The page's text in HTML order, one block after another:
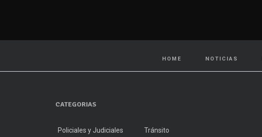
HOME NOTICIAS
CATEGORIAS
Policiales y Judiciales Tránsito